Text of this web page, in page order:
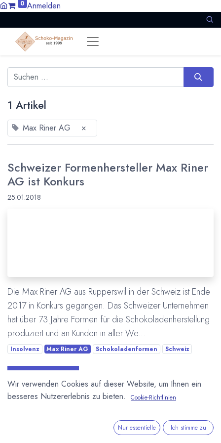
0 Anmelden
1 Artikel
Max Riner AG ×
Schweizer Formenhersteller Max Riner
AG ist Konkurs
25.01.2018
Die Max Riner AG aus Rupperswil in der Schweiz ist Ende
2017 in Konkurs gegangen. Das Schweizer Unternehmen
hat über 73 Jahre Formen für die Schokoladenherstellung
produziert und an Kunden in aller We...
Insolvenz Max Riner AG Schokoladenformen Schweiz
ÜBER UNS
In unserem Blog berichten wir über die große weite Welt von
Wir verwenden Cookies auf dieser Website, um Ihnen ein
besseres Nutzererlebnis zu bieten.
Cookie-Richtlinien
Nur essentielle Ich stimme zu